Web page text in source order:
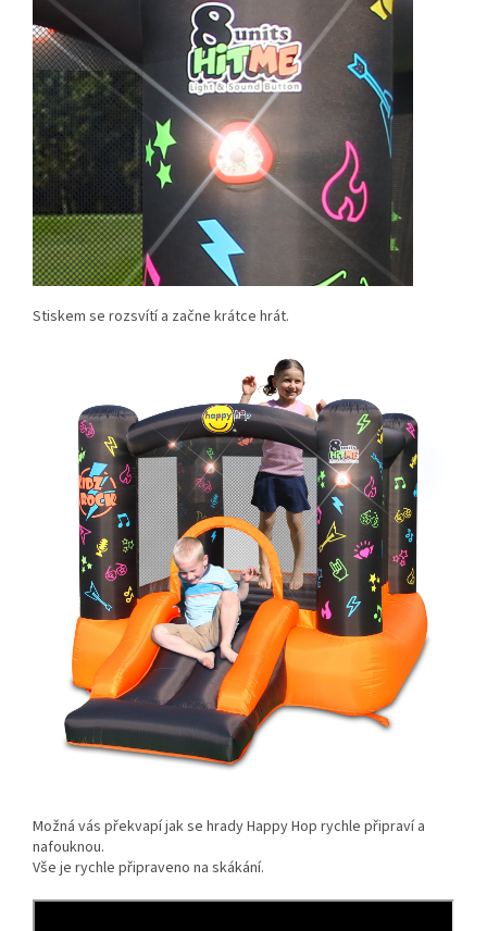
Stiskem se rozsvítí a začne krátce hrát.
Možná vás překvapí jak se hrady Happy Hop rychle připraví a
nafouknou.
Vše je rychle připraveno na skákání.